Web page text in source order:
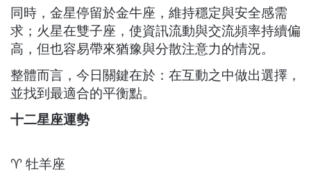
同時，金星停留於金牛座，維持穩定與安全感需
求；火星在雙子座，使資訊流動與交流頻率持續偏
高，但也容易帶來猶豫與分散注意力的情況。
整體而言，今日關鍵在於：在互動之中做出選擇，
並找到最適合的平衡點。
十二星座運勢
♈ 牡羊座